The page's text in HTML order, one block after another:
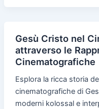
Gesù Cristo nel
attraverso le
Cinematografiche
Esplora la ricca storia
cinematografiche di
moderni kolossal e